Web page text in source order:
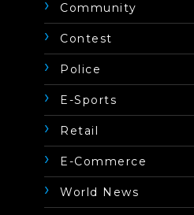
Community
Contest
Police
E-Sports
Retail
E-Commerce
World News